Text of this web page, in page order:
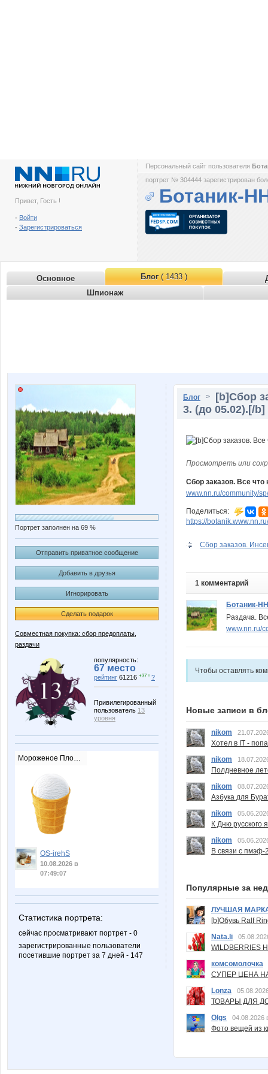
Привет, Гость !
- Войти
- Зарегистрироваться
Персональный сайт пользователя
портрет № 304444 зарегистрирован
Ботаник-
Основное Блог( 1433 )
Шпионаж
Портрет заполнен на 69 %
Отправить приватное сообщение
Добавить в друзья
Игнорировать
Сделать подарок
Совместная покупка: сбор предоплаты,
раздачи
популярность:
67 место
рейтинг 61216 +37 ↑ ?
Привилегированный
пользователь 13
уровня
Мороженое Пломбир
OS-irehS
10.08.2026 в
07:49:07
Статистика портрета:
сейчас просматривают портрет - 0
зарегистрированные пользователи
посетившие портрет за 7 дней - 147
Блог >
[b]Сбор
3. (до 05.02).[/b]
Просмотреть или
Сбор заказов. Все что
www.nn.ru/community/
Поделиться:
https://
Сбор заказов.
1 комментарий
Ботаник-НН
Раздача.
www.nn.ru/
Чтобы оставлять
Новые записи в
nikom
Хотел в IT -
nikom
Полдневное
nikom
Азбука для
nikom
К Дню русского
nikom
В связи с пмэф-
Популярные за
ЛУЧШАЯ
[b]Обувь Ralf
Nata.li
комсомолочка
СУПЕР ЦЕНА
Lonza
ТОВАРЫ ДЛЯ
Olgs
04.08.2026
Фото вещей из